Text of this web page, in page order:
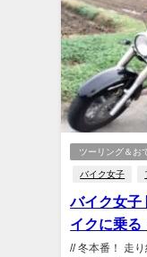
ツーリング＆お
バイク女子
バイク女子
イクに乗る
// 冬本番！ 走